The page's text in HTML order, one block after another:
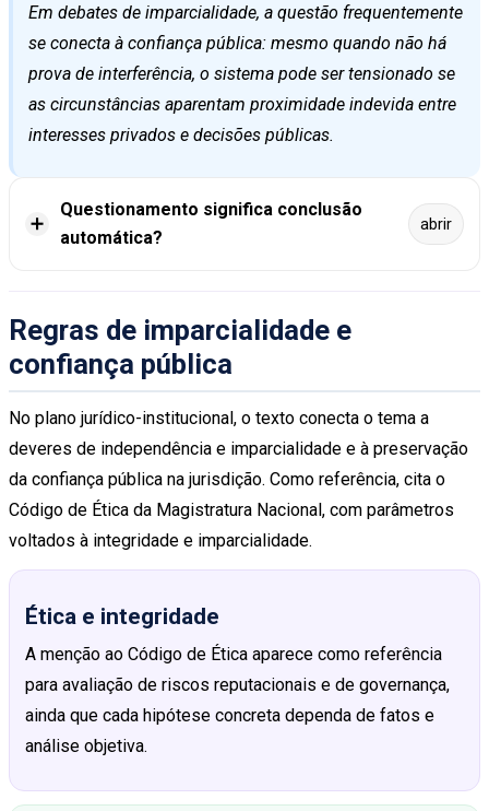
Em debates de imparcialidade, a questão frequentemente
se conecta à confiança pública: mesmo quando não há
prova de interferência, o sistema pode ser tensionado se
as circunstâncias aparentam proximidade indevida entre
interesses privados e decisões públicas.
➕
Questionamento significa conclusão
automática?
abrir
Regras de imparcialidade e
confiança pública
No plano jurídico-institucional, o texto conecta o tema a
deveres de independência e imparcialidade e à preservação
da confiança pública na jurisdição. Como referência, cita o
Código de Ética da Magistratura Nacional, com parâmetros
voltados à integridade e imparcialidade.
Ética e integridade
A menção ao Código de Ética aparece como referência
para avaliação de riscos reputacionais e de governança,
ainda que cada hipótese concreta dependa de fatos e
análise objetiva.